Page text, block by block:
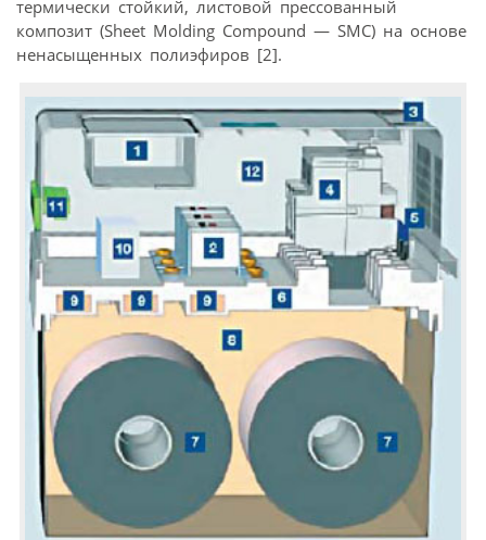
термически стойкий, листовой прессованный
композит (Sheet Molding Compound — SMC) на основе
ненасыщенных полиэфиров [2].